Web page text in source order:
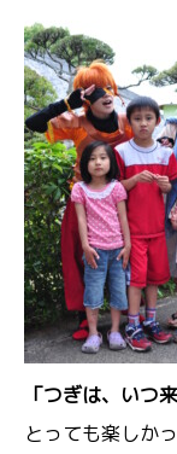
「つぎは、いつ
とっても楽しか